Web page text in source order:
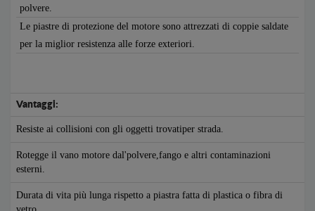
polvere.
Le piastre di protezione del motore sono attrezzati di coppie saldate
per la miglior resistenza alle forze exteriori.
Vantaggi:
Resiste ai collisioni con gli oggetti trovatiper strada.
Rotegge il vano motore dal'polvere,fango e altri contaminazioni
esterni.
Durata di vita più lunga rispetto a piastra fatta di plastica o fibra di